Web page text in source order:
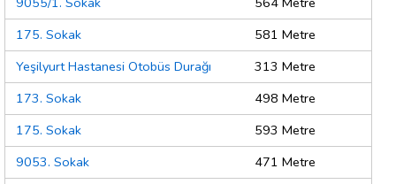
175. Sokak
581 Metre
Yeşilyurt Hastanesi Otobüs Durağı
313 Metre
173. Sokak
498 Metre
175. Sokak
593 Metre
9053. Sokak
471 Metre